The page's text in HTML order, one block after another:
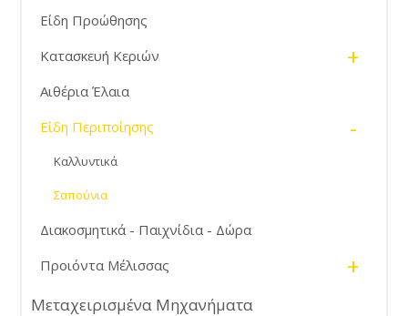
Είδη Προώθησης
Κατασκευή Κεριών
+
Αιθέρια Έλαια
Είδη Περιποίησης
-
Καλλυντικά
Σαπούνια
Διακοσμητικά - Παιχνίδια - Δώρα
Προιόντα Μέλισσας
+
Μεταχειρισμένα Μηχανήματα